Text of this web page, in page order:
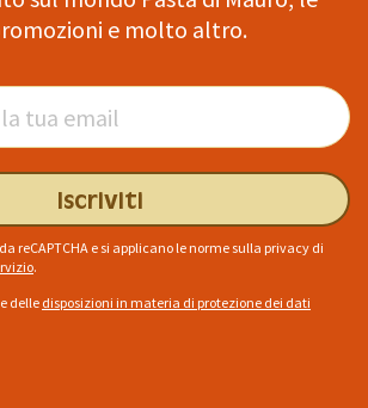
e molto altro.
Iscriviti
reCAPTCHA e si applicano le norme sulla privacy di
.
delle disposizioni in materia di protezione dei dati